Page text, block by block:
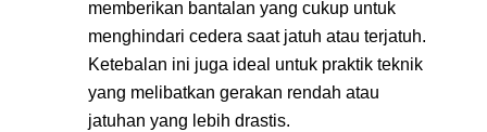
memberikan bantalan yang cukup untuk
menghindari cedera saat jatuh atau terjatuh.
Ketebalan ini juga ideal untuk praktik teknik
yang melibatkan gerakan rendah atau
jatuhan yang lebih drastis.